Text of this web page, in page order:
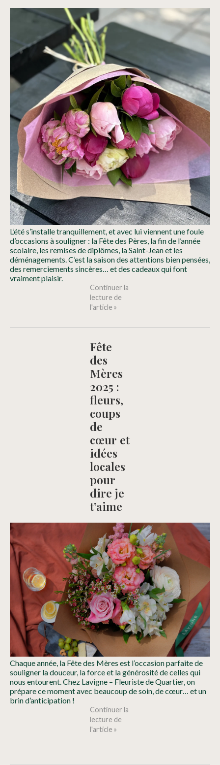
L’été s’installe tranquillement, et avec lui viennent une foule
d’occasions à souligner : la Fête des Pères, la fin de l’année
scolaire, les remises de diplômes, la Saint-Jean et les
déménagements. C’est la saison des attentions bien pensées,
des remerciements sincères… et des cadeaux qui font
vraiment plaisir.
Continuer la
lecture de
l'article »
Fête
des
Mères
2025 :
fleurs,
coups
de
cœur et
idées
locales
pour
dire je
t’aime
Chaque année, la Fête des Mères est l’occasion parfaite de
souligner la douceur, la force et la générosité de celles qui
nous entourent. Chez Lavigne – Fleuriste de Quartier, on
prépare ce moment avec beaucoup de soin, de cœur… et un
brin d’anticipation !
Continuer la
lecture de
l'article »